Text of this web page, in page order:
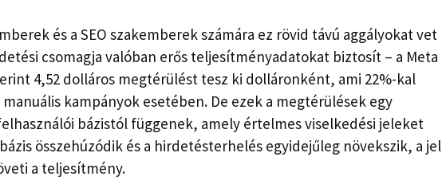
és a SEO szakemberek számára ez rövid távú aggályokat vet
csomagja valóban erős teljesítményadatokat biztosít – a Meta
4,52 dolláros megtérülést tesz ki dolláronként, ami 22%-kal
kampányok esetében. De ezek a megtérülések egy
bázistól függenek, amely értelmes viselkedési jeleket
összehúzódik és a hirdetésterhelés egyidejűleg növekszik, a jel
a teljesítmény.